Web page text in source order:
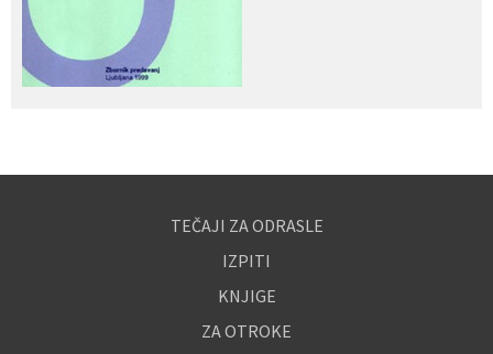
TEČAJI ZA ODRASLE
IZPITI
KNJIGE
ZA OTROKE